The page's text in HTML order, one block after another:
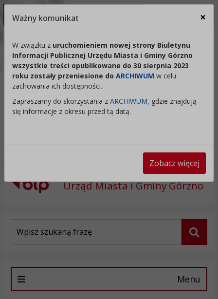
Ukryj panel ułatwień dostępu
Zmień kontrast na domyślny
C1 C2 C3 C4
Rozmiar czcionki:
A
A+ A++
Odstępy:
Zmień odstęp między literami
Zmień interlinię i margines
Reset:
Przywróć
Urząd Miasta i Gminy Górzno
Menu
Ważny komunikat ×
W związku z uruchomieniem nowej strony Biuletynu
Informacji Publicznej Urzędu Miasta i Gminy Górzno
wszystkie treści opublikowane do 30 sierpnia 2023
roku zostały przeniesione do ARCHIWUM w celu
zachowania ich dostępności.
Zapraszamy do skorzystania z ARCHIWUM, gdzie znajdują
się informacje z okresu przed tą datą.
Zobacz więcej